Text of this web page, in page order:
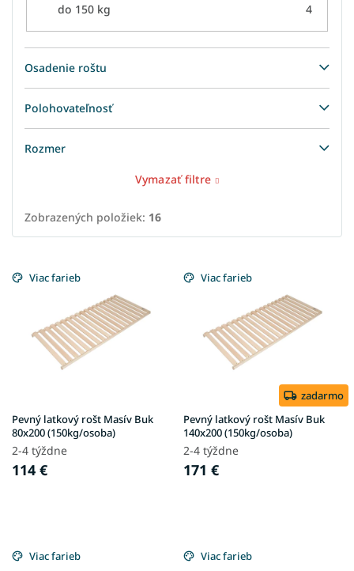
do 150 kg 4
Osadenie roštu
Polohovateľnosť
Rozmer
Vymazať filtre
Zobrazených položiek: 16
ý
u
k
t
o
Viac farieb
Pevný latkový rošt Masív Buk
80x200 (150kg/osoba)
2-4 týždne
114 €
Viac farieb
zadarmo
Pevný latkový rošt Masív Buk
140x200 (150kg/osoba)
2-4 týždne
171 €
Viac farieb Viac farieb